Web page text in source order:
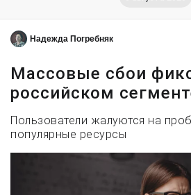
Надежда Погребняк
Массовые сбои
российском
Пользователи жалуются на
популярные ресурсы